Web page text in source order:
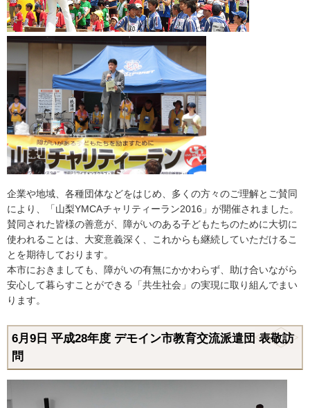
企業や地域、各種団体などをはじめ、多くの方々のご理解とご賛同
により、「山梨YMCAチャリティーラン2016」が開催されました。
賛同された皆様の善意が、障がいのある子どもたちのために大切に
使われることは、大変意義深く、これからも継続していただけるこ
とを期待しております。
本市におきましても、障がいの有無にかかわらず、助け合いながら
安心して暮らすことができる「共生社会」の実現に取り組んでまい
ります。
6月9日 平成28年度 デモイン市教育交流派遣団 表敬訪
問